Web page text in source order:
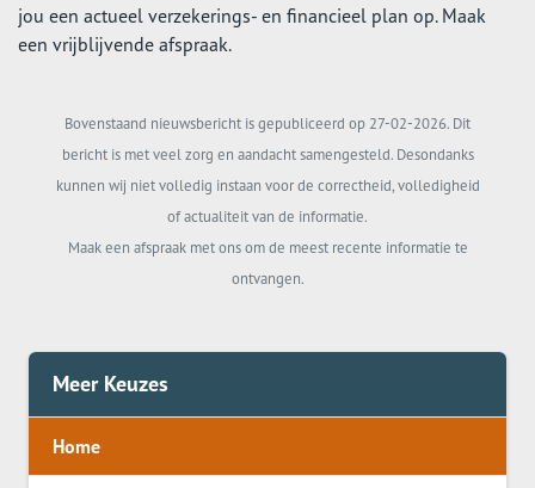
jou een actueel verzekerings- en financieel plan op. Maak
een vrijblijvende afspraak.
Bovenstaand nieuwsbericht is gepubliceerd op 27-02-2026. Dit
bericht is met veel zorg en aandacht samengesteld. Desondanks
kunnen wij niet volledig instaan voor de correctheid, volledigheid
of actualiteit van de informatie.
Maak een afspraak met ons om de meest recente informatie te
ontvangen.
Meer Keuzes
Home